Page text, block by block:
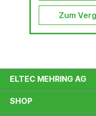
große Bleche
Zum
ELTEC MEHRING AG
SHOP